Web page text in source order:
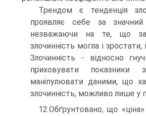
Трендом є тенденція
проявляє себе за значний
незважаючи на те, що
злочинність могла і зростати,
Злочинність - відносно
приховувати показники
маніпулювати даними, що
злочинність, можливо лише у
12.Обґрунтовано, що